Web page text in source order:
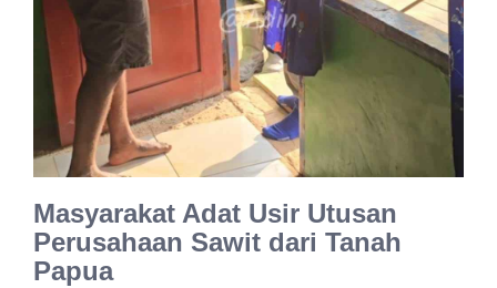
Masyarakat Adat Usir Utusan
Perusahaan Sawit dari Tanah
Papua